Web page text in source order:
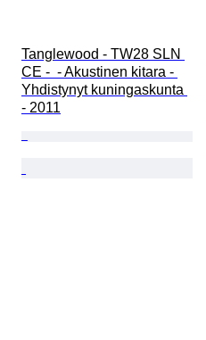
Tanglewood - TW28 SLN
CE -  - Akustinen kitara -
Yhdistynyt kuningaskunta
- 2011